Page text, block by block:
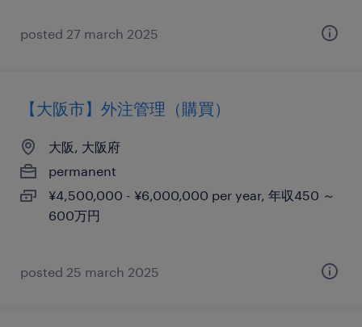
posted 27 march 2025
【大阪市】外注管理（購買）
大阪, 大阪府
permanent
¥4,500,000 - ¥6,000,000 per year, 年収450 ～
600万円
posted 25 march 2025